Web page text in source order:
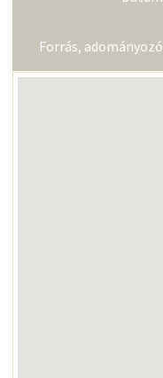
Forrás, adományozó